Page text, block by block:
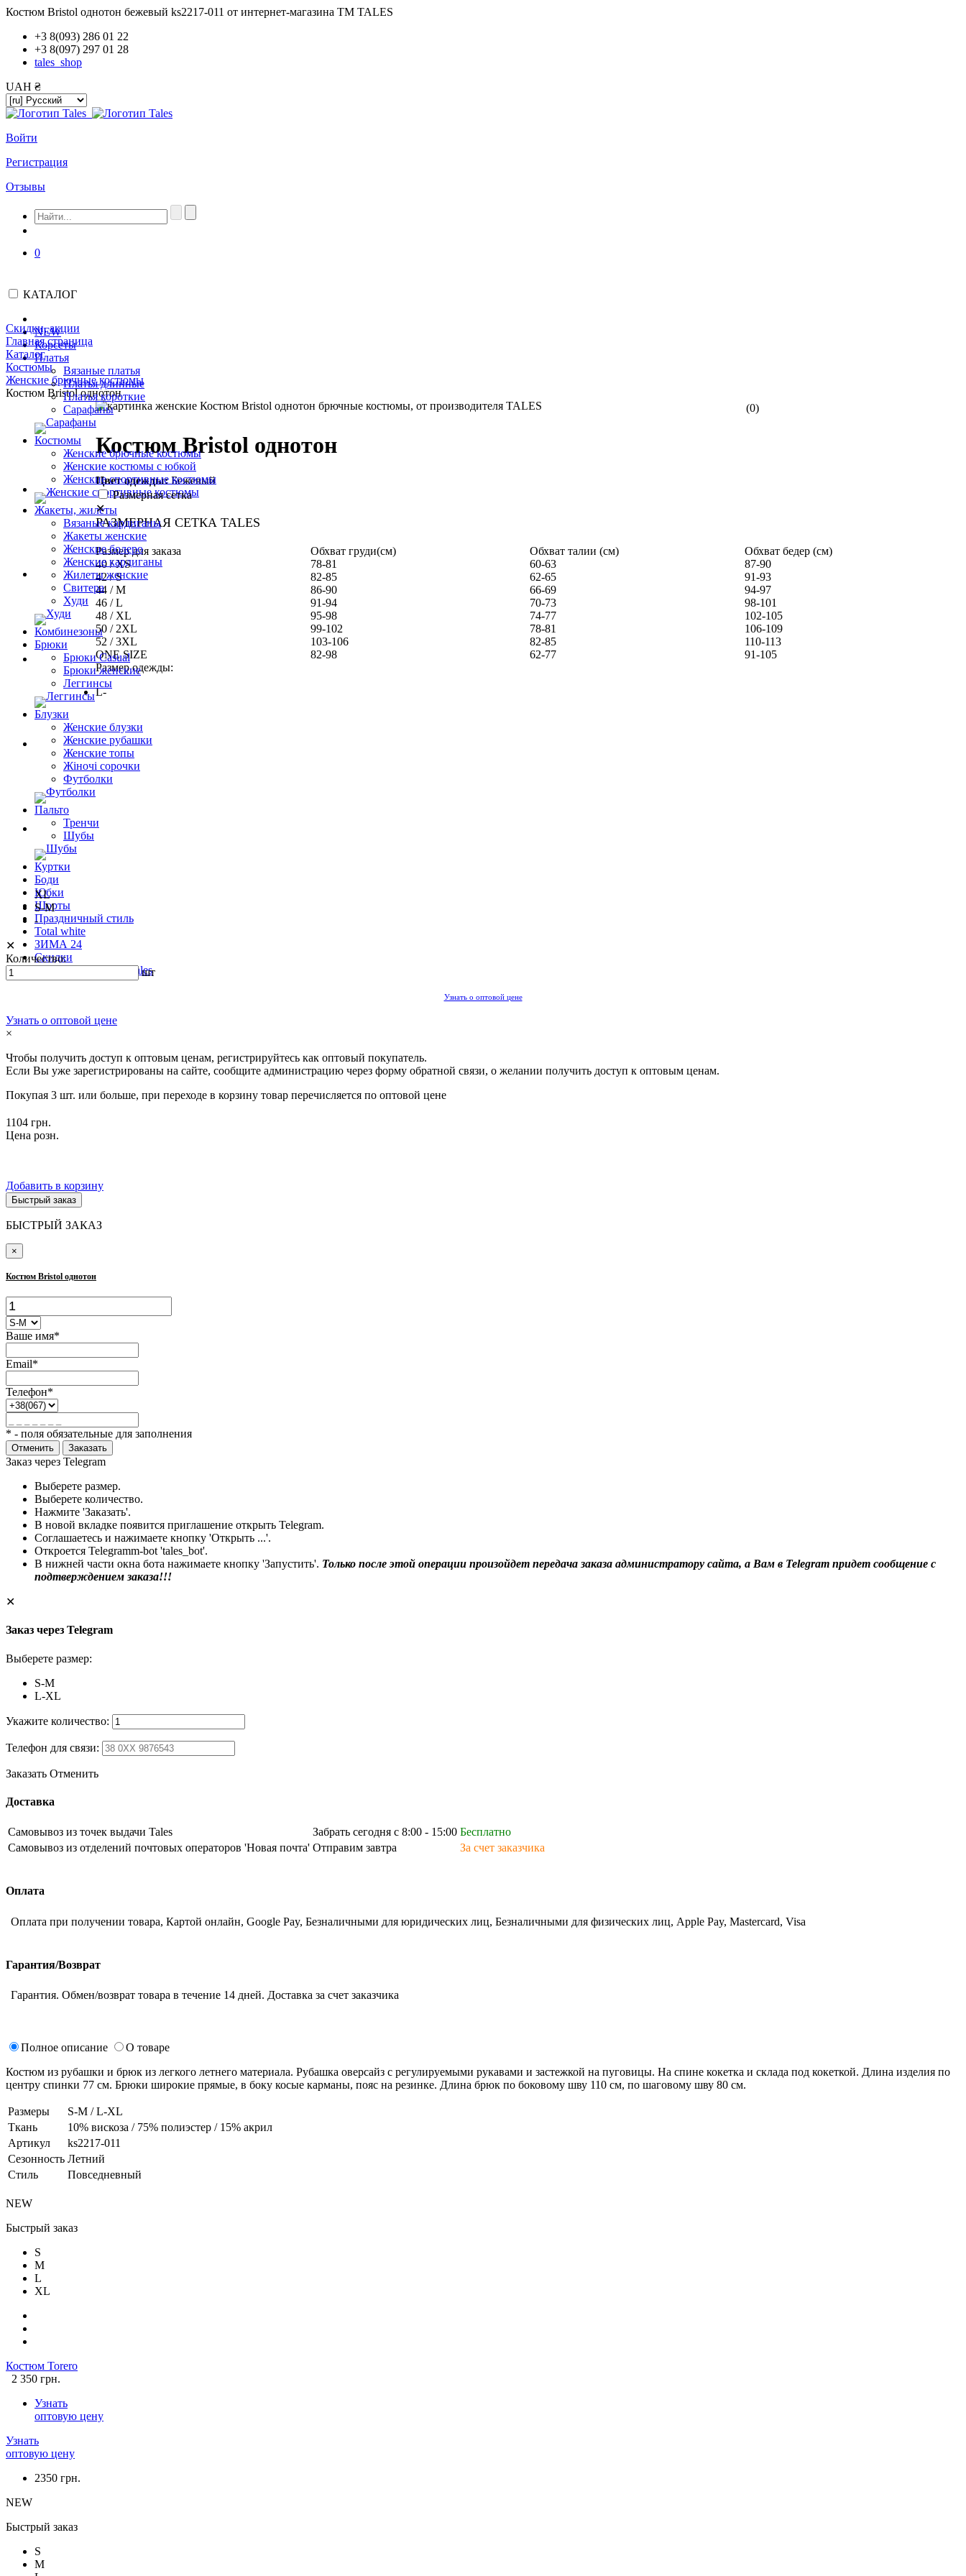
Костюм Bristol однотон бежевый ks2217-011 от интернет-магазина ТМ TALES
+3 8(093) 286 01 22
+3 8(097) 297 01 28
tales_shop
UAH ₴
Войти
Регистрация
Отзывы
0
КАТАЛОГ
NEW
Корсеты
Платья
Вязаные платья
Платья длинные
Платья короткие
Сарафаны
Костюмы
Женские брючные костюмы
Женские костюмы с юбкой
Женские спортивные костюмы
Жакеты, жилеты
Вязаные кардиганы
Жакеты женские
Женские болеро
Женские кардиганы
Жилеты женские
Свитера
Худи
Комбинезоны
Брюки
Брюки Casual
Брюки женские
Леггинсы
Блузки
Женские блузки
Женские рубашки
Женские топы
Жіночі сорочки
Футболки
Пальто
Тренчи
Шубы
Куртки
Боди
Юбки
Шорты
Праздничный стиль
Total white
ЗИМА 24
Скидки
История моды ТМ Tales
Скидки, акции
Главная страница
Каталог
Костюмы
Женские брючные костюмы
Костюм Bristol однотон
(0)
Костюм Bristol однотон
Цвет одежды:Бежевый
Размерная сетка
✕
РАЗМЕРНАЯ СЕТКА TALES
Размер для заказа Обхват груди(см) Обхват талии (см)
Обхват бедер (см)
40 / XS
78-81 60-63
87-90
42 / S
82-85 62-65
91-93
44 / M
86-90 66-69
94-97
46 / L
91-94 70-73
98-101
48 / XL
95-98 74-77
102-105
50 / 2XL
99-102 78-81
106-109
52 / 3XL
103-106 82-85
110-113
ONE SIZE
82-98 62-77
91-105
Размер одежды:
L-
XL
S-M
-
✕
Количество:
шт
Узнать о оптовой цене
Узнать о оптовой цене
×
Чтобы получить доступ к оптовым ценам, регистрируйтесь как оптовый покупатель.
Если Вы уже зарегистрированы на сайте, сообщите администрацию через форму обратной связи, о желании получить доступ к оптовым ценам.
Покупая 3 шт. или больше, при переходе в корзину товар перечисляется по оптовой цене
1104 грн.
Цена розн.
Добавить в корзину
Быстрый заказ
БЫСТРЫЙ ЗАКАЗ
×
Костюм Bristol однотон
Ваше имя*
Email*
Телефон*
* - поля обязательные для заполнения
Отменить Заказать
Заказ через Telegram
Выберете размер.
Выберете количество.
Нажмите 'Заказать'.
В новой вкладке появится приглашение открыть Telegram.
Соглашаетесь и нажимаете кнопку 'Открыть ...'.
Откроется Telegramm-bot 'tales_bot'.
В нижней части окна бота нажимаете кнопку 'Запустить'. Только после этой операции произойдет передача заказа администратору сайта, а Вам в Telegram придет сообщение с
подтверждением заказа!!!
✕
Заказ через Telegram
Выберете размер:
S-M
L-XL
Укажите количество:
Телефон для связи:
Заказать Отменить
Доставка
Самовывоз из точек выдачи Tales Забрать сегодня с 8:00 - 15:00 Бесплатно
Самовывоз из отделений почтовых операторов 'Новая почта' Отправим завтра За счет заказчика
Оплата
Оплата при получении товара, Картой онлайн, Google Pay, Безналичными для юридических лиц, Безналичными для физических лиц, Apple Pay, Mastercard, Visa
Гарантия/Возврат
Гарантия. Обмен/возврат товара в течение 14 дней. Доставка за счет заказчика
Полное описание
О товаре
Костюм из рубашки и брюк из легкого летнего материала. Рубашка оверсайз с регулируемыми рукавами и застежкой на пуговицы. На спине кокетка и склада под кокеткой. Длина изделия по
центру спинки 77 см. Брюки широкие прямые, в боку косые карманы, пояс на резинке. Длина брюк по боковому шву 110 см, по шаговому шву 80 см.
Размеры
S-M / L-XL
Ткань
10% вискоза / 75% полиэстер / 15% акрил
Артикул
ks2217-011
Сезонность Летний
Стиль
Повседневный
NEW
Быстрый заказ
S
M
L
XL
Костюм Torero
2 350 грн.
Узнать
оптовую цену
Узнать
оптовую цену
2350 грн.
NEW
Быстрый заказ
S
M